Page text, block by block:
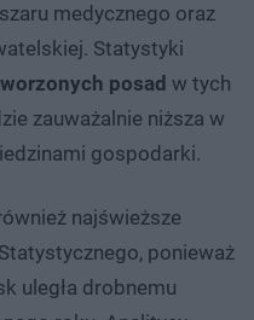
medycznego oraz
Statystyki
posad w tych
zauważalnie niższa w
gospodarki.
najświeższe
ponieważ
uległa drobnemu